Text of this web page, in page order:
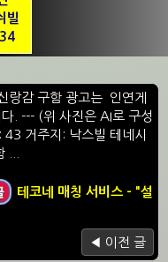
빌
랑감 구함 광고는 인연게
. --- (위 사진은 AI로 구성
거주지: 낙스빌 테네시
...
테코네 매칭 서비스 - "설
◀ 이전 글